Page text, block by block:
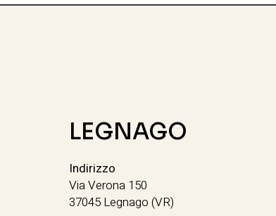
LEGNAGO
Indirizzo
Via Verona 150
37045 Legnago (VR)